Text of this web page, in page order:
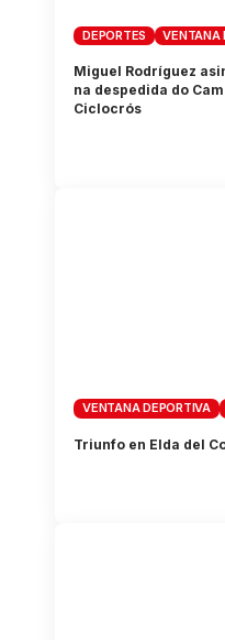
DEPORTES VENTANA
Miguel Rodríguez
na despedida do
Ciclocrós
VENTANA DEPORTIVA
Triunfo en Elda del